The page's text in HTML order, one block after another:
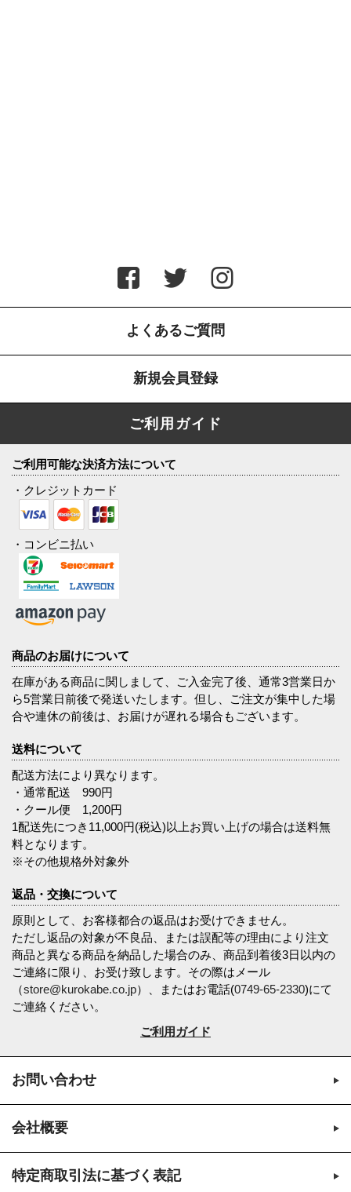
よくあるご質問
新規会員登録
ご利用ガイド
ご利用可能な決済方法について
・クレジットカード
・コンビニ払い
商品のお届けについて
在庫がある商品に関しまして、ご入金完了後、通常3営業日か
ら5営業日前後で発送いたします。但し、ご注文が集中した場
合や連休の前後は、お届けが遅れる場合もございます。
送料について
配送方法により異なります。
・通常配送 990円
・クール便 1,200円
1配送先につき11,000円(税込)以上お買い上げの場合は送料無
料となります。
※その他規格外対象外
返品・交換について
原則として、お客様都合の返品はお受けできません。
ただし返品の対象が不良品、または誤配等の理由により注文
商品と異なる商品を納品した場合のみ、商品到着後3日以内の
ご連絡に限り、お受け致します。その際はメール
（store@kurokabe.co.jp）、またはお電話(0749-65-2330)にて
ご連絡ください。
ご利用ガイド
お問い合わせ
会社概要
特定商取引法に基づく表記